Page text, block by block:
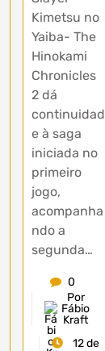
Kimetsu no
Yaiba- The
Hinokami
Chronicles
2 dá
continuidad
e à saga
iniciada no
primeiro
jogo,
acompanha
ndo a
segunda…
0
Por
Fábio
Kraft
12 de